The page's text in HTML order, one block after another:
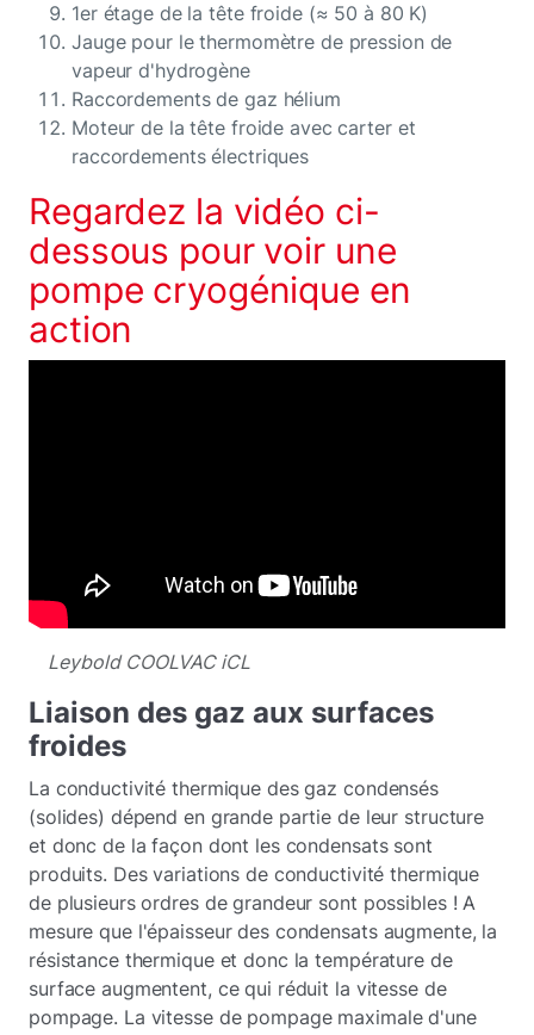
1er étage de la tête froide (≈ 50 à 80 K)
Jauge pour le thermomètre de pression de
vapeur d'hydrogène
Raccordements de gaz hélium
Moteur de la tête froide avec carter et
raccordements électriques
Regardez la vidéo ci-
dessous pour voir une
pompe cryogénique en
action
Leybold COOLVAC iCL
Liaison des gaz aux surfaces
froides
La conductivité thermique des gaz condensés
(solides) dépend en grande partie de leur structure
et donc de la façon dont les condensats sont
produits. Des variations de conductivité thermique
de plusieurs ordres de grandeur sont possibles ! A
mesure que l'épaisseur des condensats augmente, la
résistance thermique et donc la température de
surface augmentent, ce qui réduit la vitesse de
pompage. La vitesse de pompage maximale d'une